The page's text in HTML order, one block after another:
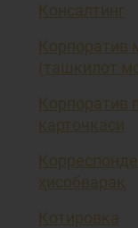
Консалтинг
Корпоратив
(ташкилот
Корпоратив
карточкаси
ҳисобварақ
Котировка